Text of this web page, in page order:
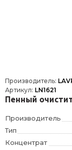
Производитель:
Артикул: LN1621
Пенный
Производитель
Тип
Концентрат